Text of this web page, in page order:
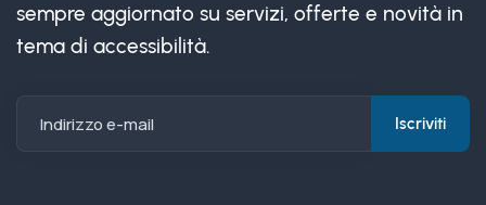
sempre aggiornato su servizi, offerte e novità in
tema di accessibilità.
Indirizzo e-mail Iscriviti